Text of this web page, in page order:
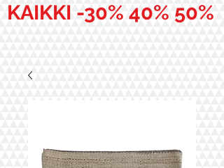
KAIKKI -30% 40% 50%